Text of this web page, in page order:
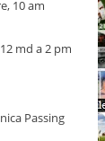
10 am
md a 2 pm
Passing